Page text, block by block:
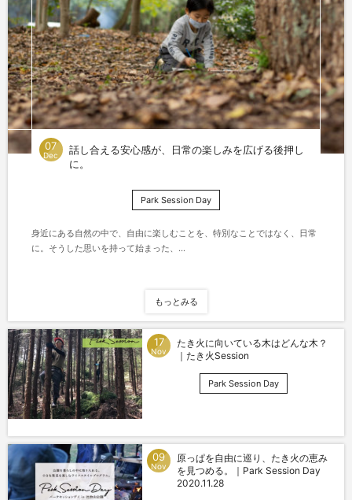
07
Dec
話し合える安心感が、日常の楽しみを広げる後押し
に。
Park Session Day
身近にある自然の中で、自由に楽しむことを、特別なことではなく、日常
に。そうした思いを持って始まった、...
もっとみる
17
Nov
たき火に向いている木はどんな木？
｜たき火Session
Park Session Day
09
Nov
原っぱを自由に巡り、たき火の恵み
を見つめる。｜Park Session Day
2020.11.28